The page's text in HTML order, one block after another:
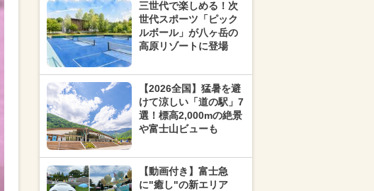
三世代で楽しめる！次
世代スポーツ「ピック
ルボール」が八ヶ岳の
高原リゾートに登場
【2026全国】猛暑を避
けて涼しい「道の駅」7
選！標高2,000mの絶景
や富士山ビューも
【動画付き】富士急
に"癒し"の新エリア